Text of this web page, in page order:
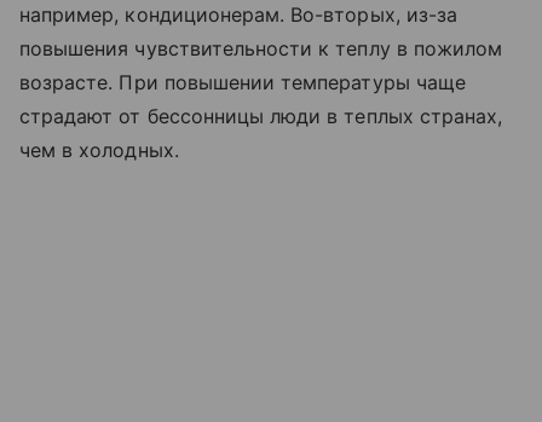
например, кондиционерам. Во-вторых, из-за
повышения чувствительности к теплу в пожилом
возрасте. При повышении температуры чаще
страдают от бессонницы люди в теплых странах,
чем в холодных.